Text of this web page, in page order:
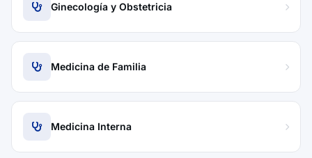
Ginecología y Obstetricia
Medicina de Familia
Medicina Interna